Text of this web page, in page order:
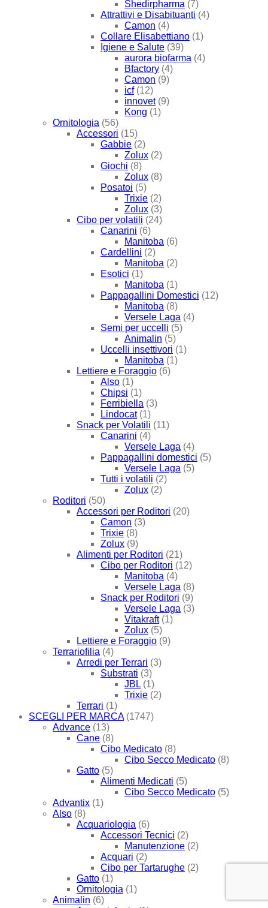
Shedirpharma (7)
Attrattivi e Disabituanti (4)
Camon (4)
Collare Elisabettiano (1)
Igiene e Salute (39)
aurora biofarma (4)
Bfactory (4)
Camon (9)
icf (12)
innovet (9)
Kong (1)
Ornitologia (56)
Accessori (15)
Gabbie (2)
Zolux (2)
Giochi (8)
Zolux (8)
Posatoi (5)
Trixie (2)
Zolux (3)
Cibo per volatili (24)
Canarini (6)
Manitoba (6)
Cardellini (2)
Manitoba (2)
Esotici (1)
Manitoba (1)
Pappagallini Domestici (12)
Manitoba (8)
Versele Laga (4)
Semi per uccelli (5)
Animalin (5)
Uccelli insettivori (1)
Manitoba (1)
Lettiere e Foraggio (6)
Also (1)
Chipsi (1)
Ferribiella (3)
Lindocat (1)
Snack per Volatili (11)
Canarini (4)
Versele Laga (4)
Pappagallini domestici (5)
Versele Laga (5)
Tutti i volatili (2)
Zolux (2)
Roditori (50)
Accessori per Roditori (20)
Camon (3)
Trixie (8)
Zolux (9)
Alimenti per Roditori (21)
Cibo per Roditori (12)
Manitoba (4)
Versele Laga (8)
Snack per Roditori (9)
Versele Laga (3)
Vitakraft (1)
Zolux (5)
Lettiere e Foraggio (9)
Terrariofilia (4)
Arredi per Terrari (3)
Substrati (3)
JBL (1)
Trixie (2)
Terrari (1)
SCEGLI PER MARCA (1747)
Advance (13)
Cane (8)
Cibo Medicato (8)
Cibo Secco Medicato (8)
Gatto (5)
Alimenti Medicati (5)
Cibo Secco Medicato (5)
Advantix (1)
Also (8)
Acquariologia (6)
Accessori Tecnici (2)
Manutenzione (2)
Acquari (2)
Cibo per Tartarughe (2)
Gatto (1)
Ornitologia (1)
Animalin (6)